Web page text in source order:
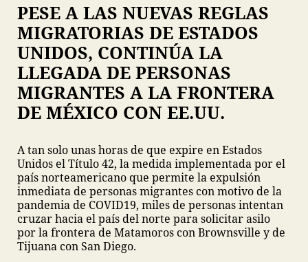
PESE A LAS NUEVAS REGLAS
MIGRATORIAS DE ESTADOS
UNIDOS, CONTINÚA LA
LLEGADA DE PERSONAS
MIGRANTES A LA FRONTERA
DE MÉXICO CON EE.UU.
A tan solo unas horas de que expire en Estados
Unidos el Título 42, la medida implementada por el
país norteamericano que permite la expulsión
inmediata de personas migrantes con motivo de la
pandemia de COVID19, miles de personas intentan
cruzar hacia el país del norte para solicitar asilo
por la frontera de Matamoros con Brownsville y de
Tijuana con San Diego.